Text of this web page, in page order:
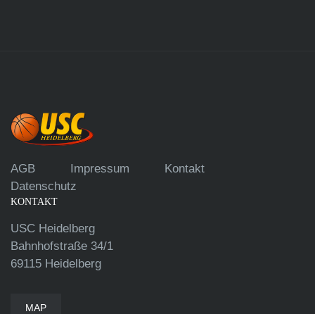
AGB Impressum
Kontakt
Datenschutz
KONTAKT
USC Heidelberg
Bahnhofstraße 34/1
69115 Heidelberg
MAP